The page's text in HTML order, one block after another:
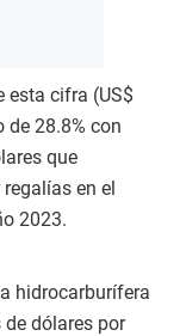
esta cifra (US$
de 28.8% con
que
en el
2023.
hidrocarburífera
dólares por